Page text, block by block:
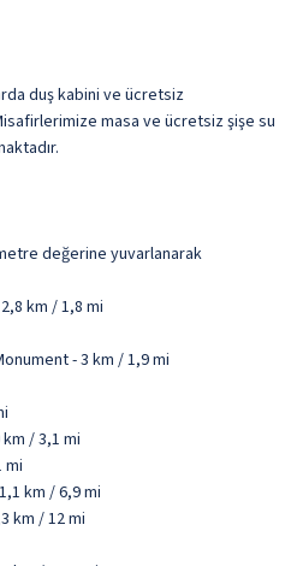
duş kabini ve ücretsiz
masa ve ücretsiz şişe su
değerine yuvarlanarak
km / 1,8 mi
- 3 km / 1,9 mi
/ 3,1 mi
mi
km / 6,9 mi
km / 12 mi